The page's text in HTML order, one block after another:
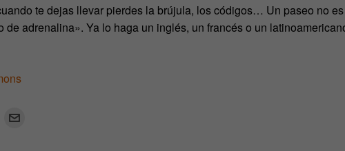
te dejas llevar pierdes la brújula, los códigos… Un paseo no es
de adrenalina». Ya lo haga un inglés, un francés o un